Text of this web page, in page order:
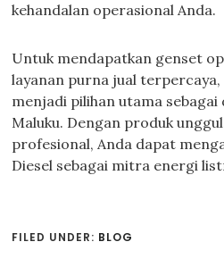
kehandalan operasional Anda.
Untuk mendapatkan genset
layanan purna jual
menjadi pilihan utama
Maluku. Dengan produk
profesional, Anda dapat
Diesel sebagai mitra energi
FILED UNDER: BLOG